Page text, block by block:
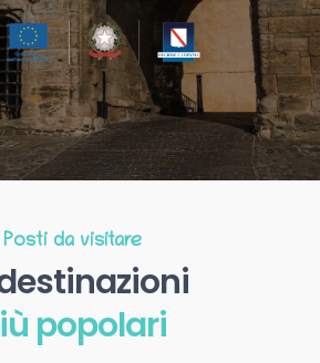
Posti da visitare
popolari